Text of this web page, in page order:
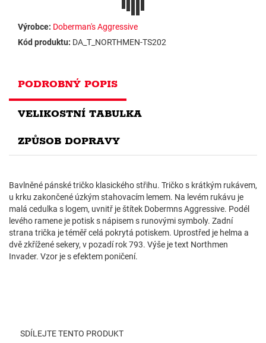
Výrobce: Doberman's Aggressive
Kód produktu: DA_T_NORTHMEN-TS202
PODROBNÝ POPIS
VELIKOSTNÍ TABULKA
ZPŮSOB DOPRAVY
Bavlněné pánské tričko klasického střihu. Tričko s krátkým rukávem,
u krku zakončené úzkým stahovacím lemem. Na levém rukávu je
malá cedulka s logem, uvnitř je štítek Dobermns Aggressive. Podél
levého ramene je potisk s nápisem s runovými symboly. Zadní
strana trička je téměř celá pokrytá potiskem. Uprostřed je helma a
dvě zkřížené sekery, v pozadí rok 793. Výše je text Northmen
Invader. Vzor je s efektem poničení.
SDÍLEJTE TENTO PRODUKT